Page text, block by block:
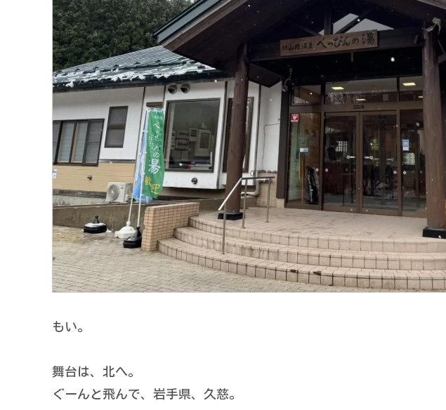
もい。
舞台は、北へ。
ぐーんと飛んで、岩手県、久慈。